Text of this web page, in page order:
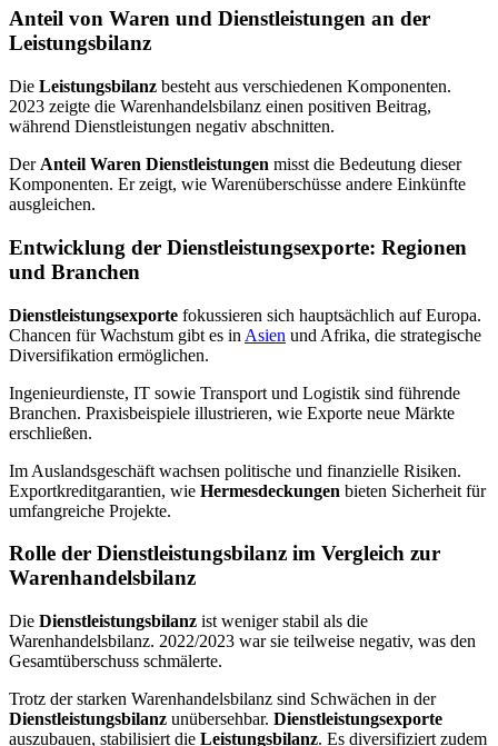
Anteil von Waren und Dienstleistungen an der
Leistungsbilanz
Die Leistungsbilanz besteht aus verschiedenen Komponenten.
2023 zeigte die Warenhandelsbilanz einen positiven Beitrag,
während Dienstleistungen negativ abschnitten.
Der Anteil Waren Dienstleistungen misst die Bedeutung dieser
Komponenten. Er zeigt, wie Warenüberschüsse andere Einkünfte
ausgleichen.
Entwicklung der Dienstleistungsexporte: Regionen
und Branchen
Dienstleistungsexporte fokussieren sich hauptsächlich auf Europa.
Chancen für Wachstum gibt es in Asien und Afrika, die strategische
Diversifikation ermöglichen.
Ingenieurdienste, IT sowie Transport und Logistik sind führende
Branchen. Praxisbeispiele illustrieren, wie Exporte neue Märkte
erschließen.
Im Auslandsgeschäft wachsen politische und finanzielle Risiken.
Exportkreditgarantien, wie Hermesdeckungen bieten Sicherheit für
umfangreiche Projekte.
Rolle der Dienstleistungsbilanz im Vergleich zur
Warenhandelsbilanz
Die Dienstleistungsbilanz ist weniger stabil als die
Warenhandelsbilanz. 2022/2023 war sie teilweise negativ, was den
Gesamtüberschuss schmälerte.
Trotz der starken Warenhandelsbilanz sind Schwächen in der
Dienstleistungsbilanz unübersehbar. Dienstleistungsexporte
auszubauen, stabilisiert die Leistungsbilanz. Es diversifiziert zudem